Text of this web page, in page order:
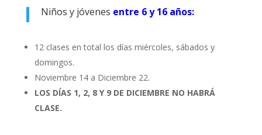
Niños y jóvenes entre 6 y 16 años:
12 clases en total los días miércoles, sábados y
domingos.
Noviembre 14 a Diciembre 22.
LOS DÍAS 1, 2, 8 Y 9 DE DICIEMBRE NO HABRÁ
CLASE.